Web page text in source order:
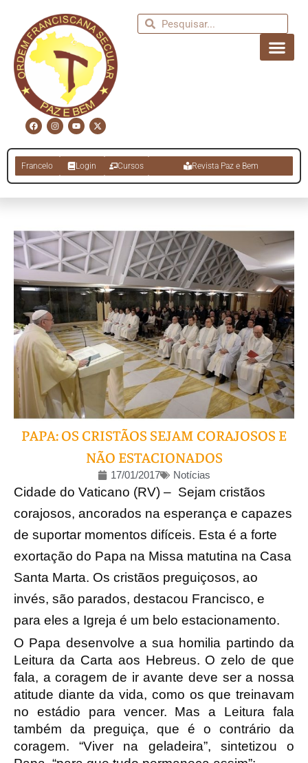
Francelo Login Cursos Revista Paz e Bem
PAPA: OS CRISTÃOS SEJAM CORAJOSOS E
NÃO ESTACIONADOS
17/01/2017 Notícias
Cidade do Vaticano (RV) – Sejam cristãos
corajosos, ancorados na esperança e capazes
de suportar momentos difíceis. Esta é a forte
exortação do Papa na Missa matutina na Casa
Santa Marta. Os cristãos preguiçosos, ao
invés, são parados, destacou Francisco, e
para eles a Igreja é um belo estacionamento.
O Papa desenvolve a sua homilia partindo da
Leitura da Carta aos Hebreus. O zelo de que
fala, a coragem de ir avante deve ser a nossa
atitude diante da vida, como os que treinavam
no estádio para vencer. Mas a Leitura fala
também da preguiça, que é o contrário da
coragem. “Viver na geladeira”, sintetizou o